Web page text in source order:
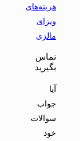
هزینه‌های
ویزای
مالزی
تماس
بگیرید
آیا
جواب
سوالات
خود